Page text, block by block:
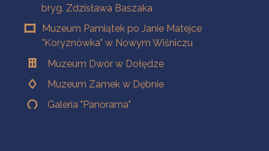
bryg. Zdzisława Baszaka
Muzeum Pamiątek po Janie Matejce
"Koryznówka" w Nowym Wiśniczu
Muzeum Dwór w Dołędze
Muzeum Zamek w Dębnie
Galeria "Panorama"